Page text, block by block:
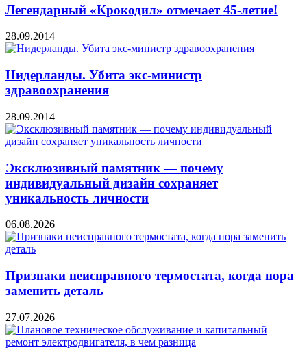
Легендарный «Крокодил» отмечает 45-летие!
28.09.2014
Нидерланды. Убита экс-министр
здравоохранения
28.09.2014
Эксклюзивный памятник — почему
индивидуальный дизайн сохраняет
уникальность личности
06.08.2026
Признаки неисправного термостата, когда пора
заменить деталь
27.07.2026